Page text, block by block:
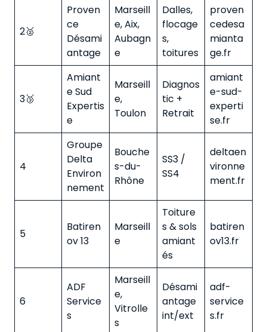
2🥈
Proven
ce
Désami
antage
Marseill
e, Aix,
Aubagn
e
Dalles,
flocage
s,
toitures
proven
cedesa
mianta
ge.fr
3🥉
Amiant
e Sud
Expertis
e
Marseill
e,
Toulon
Diagnos
tic +
Retrait
amiant
e-sud-
experti
se.fr
4
Groupe
Delta
Environ
nement
Bouche
s-du-
Rhône
SS3 /
SS4
deltaen
vironne
ment.fr
5
Batiren
ov 13
Marseill
e
Toiture
s & sols
amiant
és
batiren
ov13.fr
6
ADF
Service
s
Marseill
e,
Vitrolle
s
Désami
antage
int/ext
adf-
service
s.fr